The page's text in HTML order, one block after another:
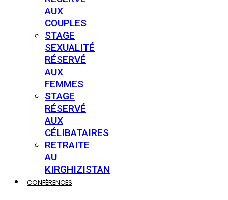
AUX
COUPLES
STAGE
SEXUALITÉ
RÉSERVÉ
AUX
FEMMES
STAGE
RÉSERVÉ
AUX
CÉLIBATAIRES
RETRAITE
AU
KIRGHIZISTAN
CONFÉRENCES